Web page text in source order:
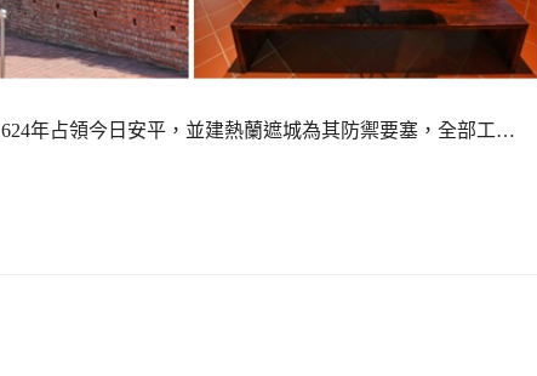
年占領今日安平，並建熱蘭遮城為其防禦要塞，全部工…